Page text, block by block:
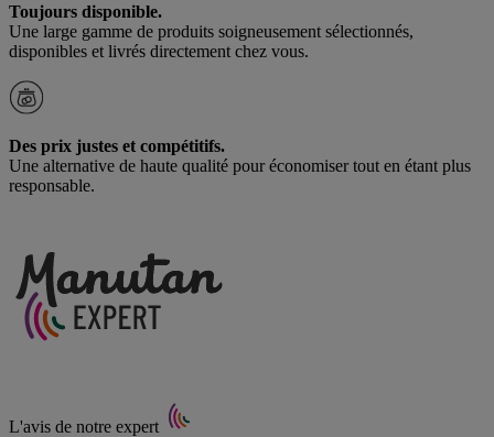
Toujours disponible.
Une large gamme de produits soigneusement sélectionnés,
disponibles et livrés directement chez vous.
Des prix justes et compétitifs.
Une alternative de haute qualité pour économiser tout en étant plus
responsable.
L'avis de notre expert